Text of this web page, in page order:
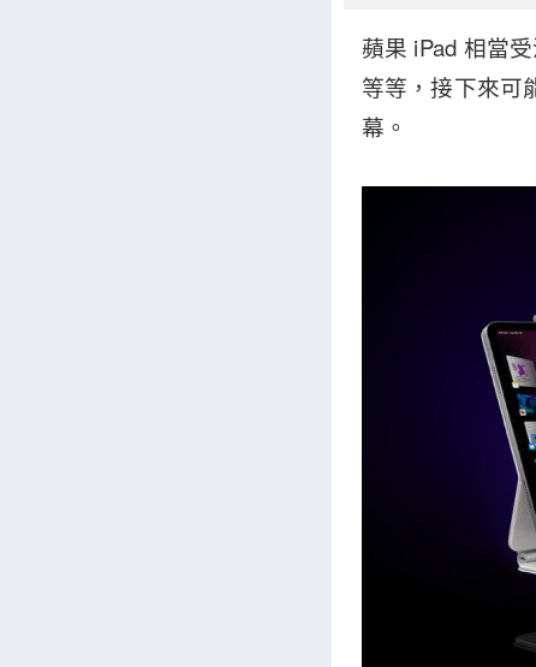
蘋果 iPad 相當
等等，接下來可
幕。